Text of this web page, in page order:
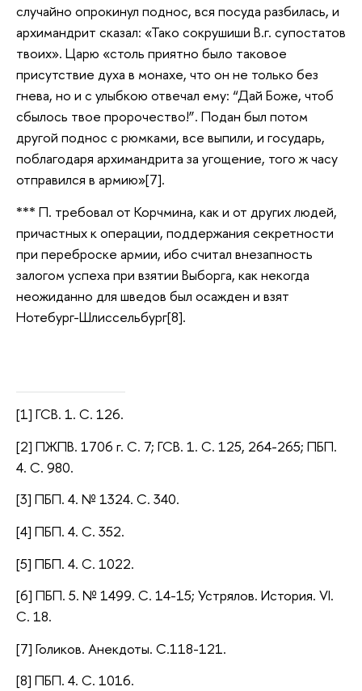
случайно опрокинул поднос, вся посуда разбилась, и
архимандрит сказал: «Тако сокрушиши В.г. супостатов
твоих». Царю «столь приятно было таковое
присутствие духа в монахе, что он не только без
гнева, но и с улыбкою отвечал ему: “Дай Боже, чтоб
сбылось твое пророчество!”. Подан был потом
другой поднос с рюмками, все выпили, и государь,
поблагодаря архимандрита за угощение, того ж часу
отправился в армию»[7].
*** П. требовал от Корчмина, как и от других людей,
причастных к операции, поддержания секретности
при переброске армии, ибо считал внезапность
залогом успеха при взятии Выборга, как некогда
неожиданно для шведов был осажден и взят
Нотебург-Шлиссельбург[8].
[1] ГСВ. 1. С. 126.
[2] ПЖПВ. 1706 г. С. 7; ГСВ. 1. С. 125, 264-265; ПБП.
4. С. 980.
[3] ПБП. 4. № 1324. С. 340.
[4] ПБП. 4. С. 352.
[5] ПБП. 4. С. 1022.
[6] ПБП. 5. № 1499. С. 14-15; Устрялов. История. VI.
С. 18.
[7] Голиков. Анекдоты. С.118-121.
[8] ПБП. 4. С. 1016.